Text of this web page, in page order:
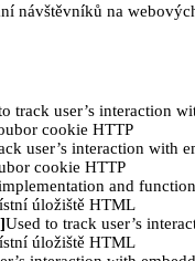
návštěvníků na
track user’s interaction
cookie HTTP
user’s interaction with
cookie HTTP
and
úložiště HTML
Used to track user’s
úložiště HTML